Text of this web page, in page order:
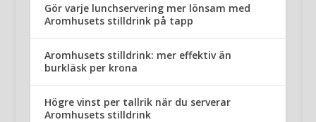
Gör varje lunchservering mer lönsam med
Aromhusets stilldrink på tapp
Aromhusets stilldrink: mer effektiv än
burkläsk per krona
Högre vinst per tallrik när du serverar
Aromhusets stilldrink